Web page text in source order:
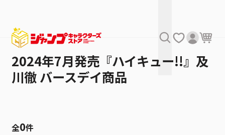
2024年7月発売『ハイキュー!!』及
川徹 バースデイ商品
全0件